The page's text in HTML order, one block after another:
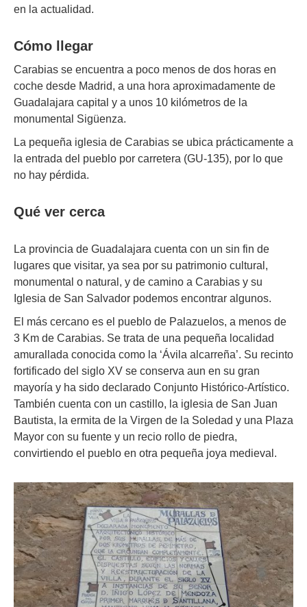
en la actualidad.
Cómo llegar
Carabias se encuentra a poco menos de dos horas en
coche desde Madrid, a una hora aproximadamente de
Guadalajara capital y a unos 10 kilómetros de la
monumental Sigüenza.
La pequeña iglesia de Carabias se ubica prácticamente a
la entrada del pueblo por carretera (GU-135), por lo que
no hay pérdida.
Qué ver cerca
La provincia de Guadalajara cuenta con un sin fin de
lugares que visitar, ya sea por su patrimonio cultural,
monumental o natural, y de camino a Carabias y su
Iglesia de San Salvador podemos encontrar algunos.
El más cercano es el pueblo de Palazuelos, a menos de
3 Km de Carabias. Se trata de una pequeña localidad
amurallada conocida como la ‘Ávila alcarreña’. Su recinto
fortificado del siglo XV se conserva aun en su gran
mayoría y ha sido declarado Conjunto Histórico-Artístico.
También cuenta con un castillo, la iglesia de San Juan
Bautista, la ermita de la Virgen de la Soledad y una Plaza
Mayor con su fuente y un recio rollo de piedra,
convirtiendo el pueblo en otra pequeña joya medieval.